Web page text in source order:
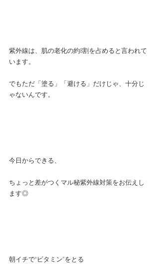
紫外線は、肌の老化の約8割を占めると言われて
います。
でもただ「塗る」「避ける」だけじゃ、十分じ
ゃないんです。
今日からできる、
ちょっと差がつくマル秘紫外線対策をお伝えし
ます◎
朝イチで“ビタミン”をとる